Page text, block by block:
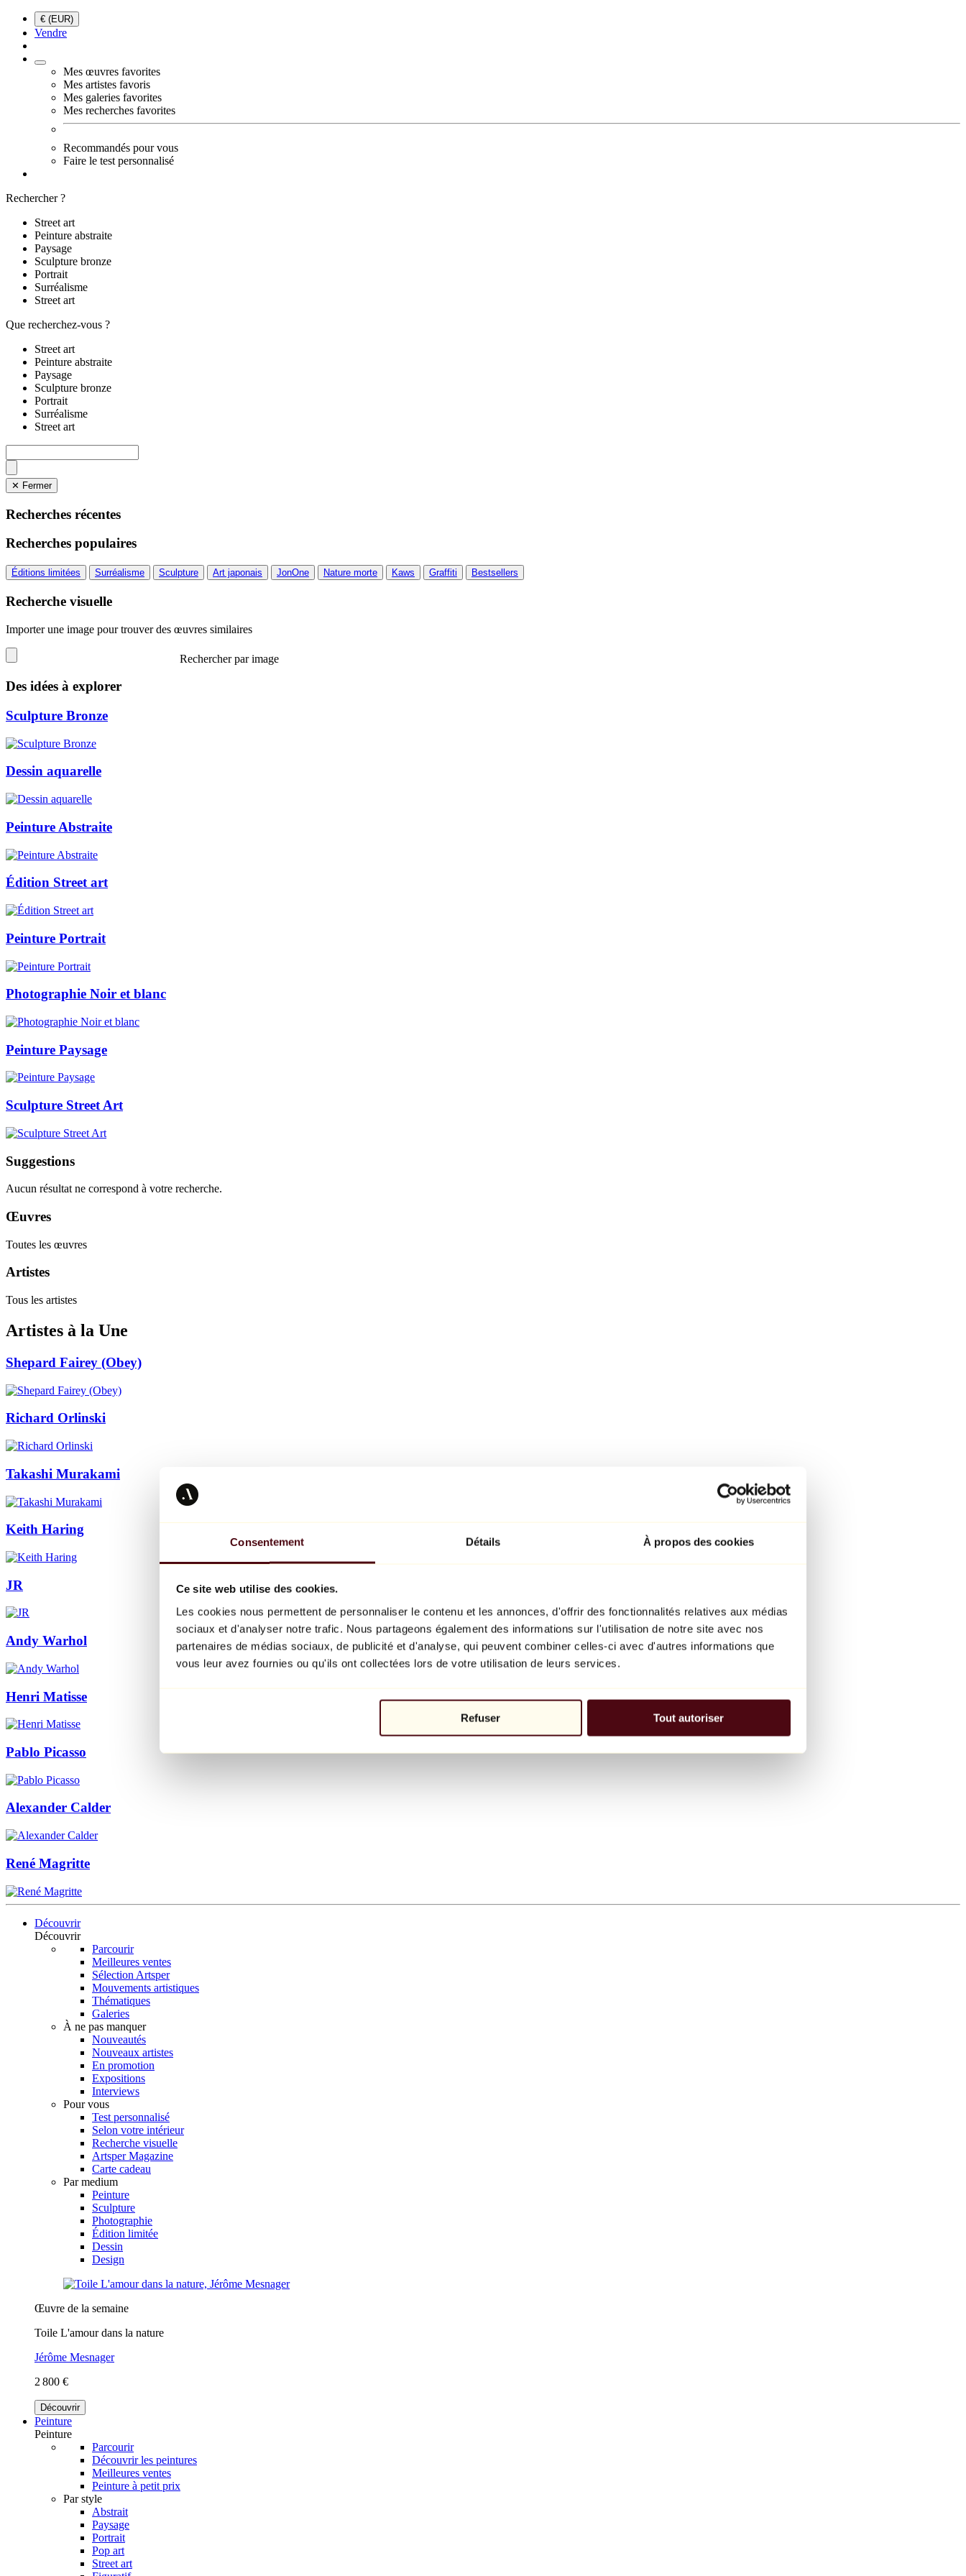
Consentement Détails À propos des cookies
Ce site web utilise des cookies.
Les cookies nous permettent de personnaliser le contenu et les annonces, d'offrir des fonctionnalités relatives aux médias
sociaux et d'analyser notre trafic. Nous partageons également des informations sur l'utilisation de notre site avec nos
partenaires de médias sociaux, de publicité et d'analyse, qui peuvent combiner celles-ci avec d'autres informations que
vous leur avez fournies ou qu'ils ont collectées lors de votre utilisation de leurs services.
Refuser Tout autoriser
€ (EUR)
Vendre
Mes œuvres favorites
Mes artistes favoris
Mes galeries favorites
Mes recherches favorites
Recommandés pour vous
Faire le test personnalisé
Rechercher ?
Street art
Peinture abstraite
Paysage
Sculpture bronze
Portrait
Surréalisme
Street art
Que recherchez-vous ?
Street art
Peinture abstraite
Paysage
Sculpture bronze
Portrait
Surréalisme
Street art
✕ Fermer
Recherches récentes
Recherches populaires
Éditions limitées Surréalisme Sculpture Art japonais JonOne Nature morte Kaws Graffiti Bestsellers
Recherche visuelle
Importer une image pour trouver des œuvres similaires
Rechercher par image
Des idées à explorer
Sculpture Bronze
Dessin aquarelle
Peinture Abstraite
Édition Street art
Peinture Portrait
Photographie Noir et blanc
Peinture Paysage
Sculpture Street Art
Suggestions
Aucun résultat ne correspond à votre recherche.
Œuvres
Toutes les œuvres
Artistes
Tous les artistes
Artistes à la Une
Shepard Fairey (Obey)
Richard Orlinski
Takashi Murakami
Keith Haring
JR
Andy Warhol
Henri Matisse
Pablo Picasso
Alexander Calder
René Magritte
Découvrir
Découvrir
Parcourir
Meilleures ventes
Sélection Artsper
Mouvements artistiques
Thématiques
Galeries
À ne pas manquer
Nouveautés
Nouveaux artistes
En promotion
Expositions
Interviews
Pour vous
Test personnalisé
Selon votre intérieur
Recherche visuelle
Artsper Magazine
Carte cadeau
Par medium
Peinture
Sculpture
Photographie
Édition limitée
Dessin
Design
Œuvre de la semaine
Toile L'amour dans la nature
Jérôme Mesnager
2 800 €
Découvrir
Peinture
Peinture
Parcourir
Découvrir les peintures
Meilleures ventes
Peinture à petit prix
Par style
Abstrait
Paysage
Portrait
Pop art
Street art